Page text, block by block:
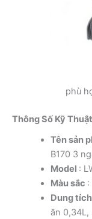
phù
Thông Số Kỹ Thuật
Tên sản
B170 3
Model :
Màu sắc :
Dung
ăn 0,34L,